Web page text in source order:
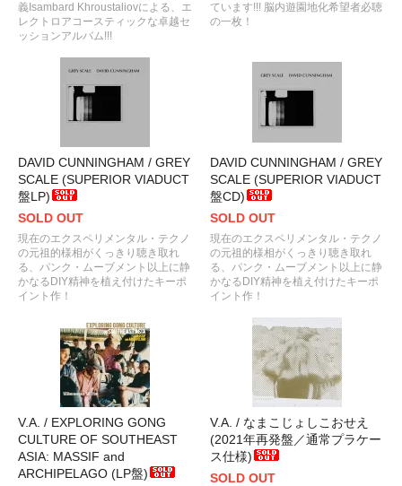
義Isambard Khroustaliovによる、エ
レクトロアコースティックな卓越セ
ッションアルバム!!!
ています!!! 脳内遊園地化希望者必聴
の一枚！
DAVID CUNNINGHAM / GREY
SCALE (SUPERIOR VIADUCT
盤LP)
SOLD OUT
現在のエクスペリメンタル・テクノ
の元祖的様相がくっきり聴き取れ
る、パンク・ムーブメント以上に静
かなるDIY精神を植え付けたキーポ
イント作！
DAVID CUNNINGHAM / GREY
SCALE (SUPERIOR VIADUCT
盤CD)
SOLD OUT
現在のエクスペリメンタル・テクノ
の元祖的様相がくっきり聴き取れ
る、パンク・ムーブメント以上に静
かなるDIY精神を植え付けたキーポ
イント作！
V.A. / EXPLORING GONG
CULTURE OF SOUTHEAST
ASIA: MASSIF and
ARCHIPELAGO (LP盤)
V.A. / なまこじょしこおせえ
(2021年再発盤／通常プラケー
ス仕様)
SOLD OUT